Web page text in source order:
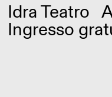
Idra Teatro
Ingresso